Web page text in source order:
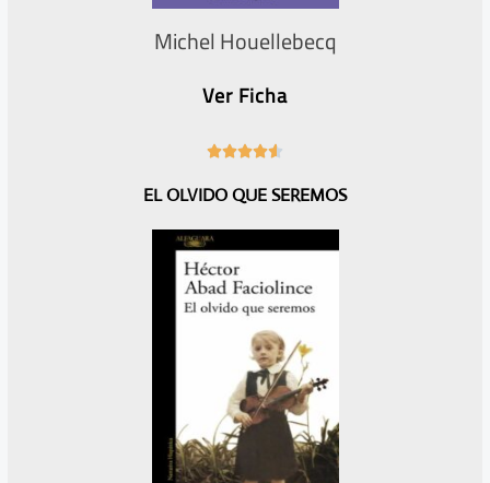
Michel Houellebecq
Ver Ficha

6
EL OLVIDO QUE SEREMOS